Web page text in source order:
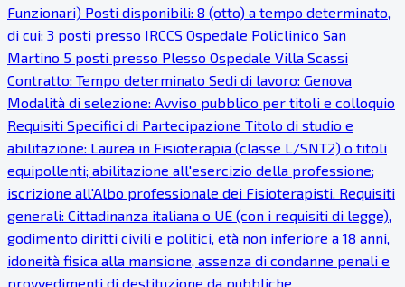
Funzionari) Posti disponibili: 8 (otto) a tempo determinato,
di cui: 3 posti presso IRCCS Ospedale Policlinico San
Martino 5 posti presso Plesso Ospedale Villa Scassi
Contratto: Tempo determinato Sedi di lavoro: Genova
Modalità di selezione: Avviso pubblico per titoli e colloquio
Requisiti Specifici di Partecipazione Titolo di studio e
abilitazione: Laurea in Fisioterapia (classe L/SNT2) o titoli
equipollenti; abilitazione all'esercizio della professione;
iscrizione all'Albo professionale dei Fisioterapisti. Requisiti
generali: Cittadinanza italiana o UE (con i requisiti di legge),
godimento diritti civili e politici, età non inferiore a 18 anni,
idoneità fisica alla mansione, assenza di condanne penali e
provvedimenti di destituzione da pubbliche